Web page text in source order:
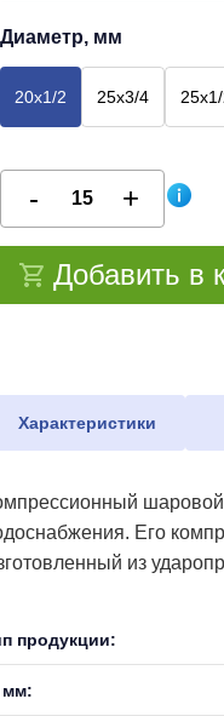
Диаметр, мм
20х1/2 25х3/4
Добавить в
Характеристики
шаровой
Его
из
продукции:
мм: